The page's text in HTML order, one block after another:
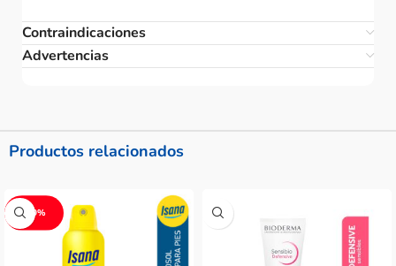
Contraindicaciones
Advertencias
Productos relacionados
-10%